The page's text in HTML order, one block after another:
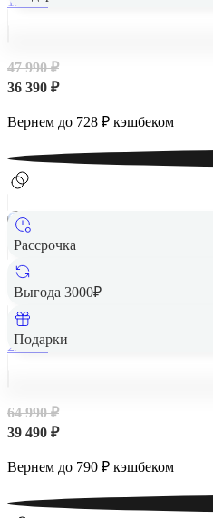
47 990 ₽
36 390 ₽
Вернем до 728 ₽ кэшбеком
Рассрочка
Выгода 3000₽
Подарки
256 Гб
64 990 ₽
39 490 ₽
Вернем до 790 ₽ кэшбеком